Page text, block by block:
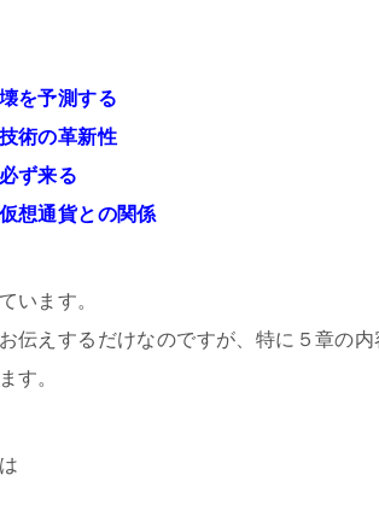
を予測する
術の革新性
ず来る
想通貨との関係
います。
伝えするだけなのですが、特に５章の
す。